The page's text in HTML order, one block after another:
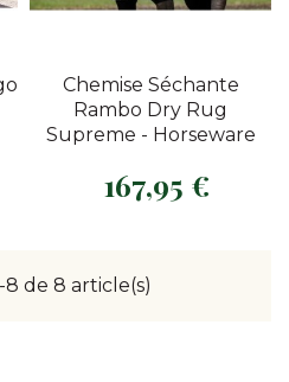
Chemise Séchante
Rambo Dry Rug
Supreme - Horseware
Prix
167,95 €
8 de 8 article(s)